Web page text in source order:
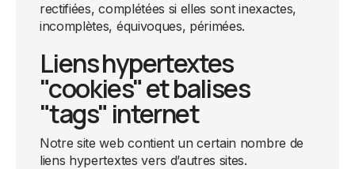
rectifiées, complétées si elles sont inexactes,
incomplètes, équivoques, périmées.
Liens hypertextes
"cookies" et balises
"tags" internet
Notre site web contient un certain nombre de
liens hypertextes vers d’autres sites.